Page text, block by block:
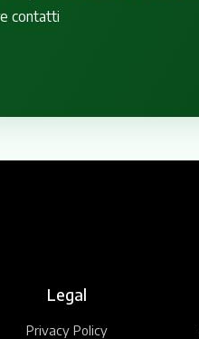
contatti
Legal
Privacy Policy